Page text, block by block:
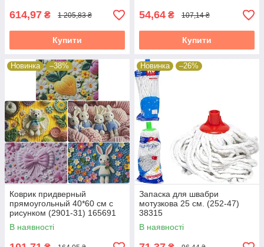
614,97 ₴ 1 205,83 ₴
Купити
54,64 ₴ 107,14 ₴
Купити
Новинка –38%
Коврик придверный
прямоугольный 40*60 см с
рисунком (2901-31) 165691
В наявності
Новинка –26%
Запаска для швабри
мотузкова 25 см. (252-47)
38315
В наявності